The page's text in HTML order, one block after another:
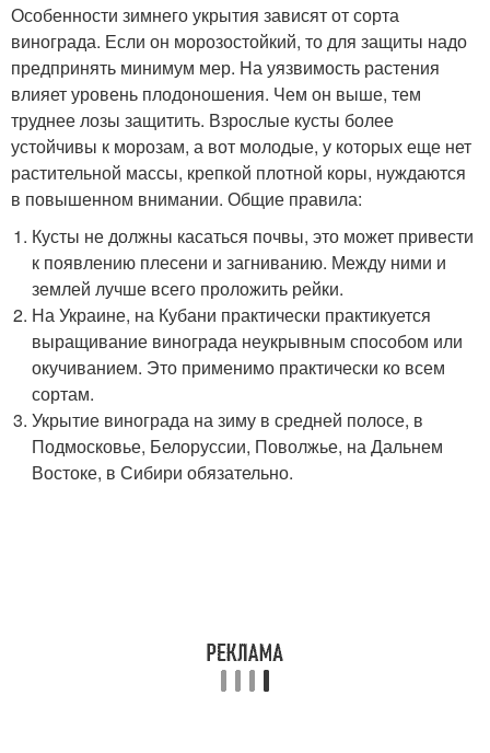
Особенности зимнего укрытия зависят от сорта
винограда. Если он морозостойкий, то для защиты надо
предпринять минимум мер. На уязвимость растения
влияет уровень плодоношения. Чем он выше, тем
труднее лозы защитить. Взрослые кусты более
устойчивы к морозам, а вот молодые, у которых еще нет
растительной массы, крепкой плотной коры, нуждаются
в повышенном внимании. Общие правила:
Кусты не должны касаться почвы, это может привести
к появлению плесени и загниванию. Между ними и
землей лучше всего проложить рейки.
На Украине, на Кубани практически практикуется
выращивание винограда неукрывным способом или
окучиванием. Это применимо практически ко всем
сортам.
Укрытие винограда на зиму в средней полосе, в
Подмосковье, Белоруссии, Поволжье, на Дальнем
Востоке, в Сибири обязательно.